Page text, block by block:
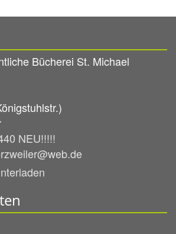
Bücherei St. Michael
NEU!!!!!